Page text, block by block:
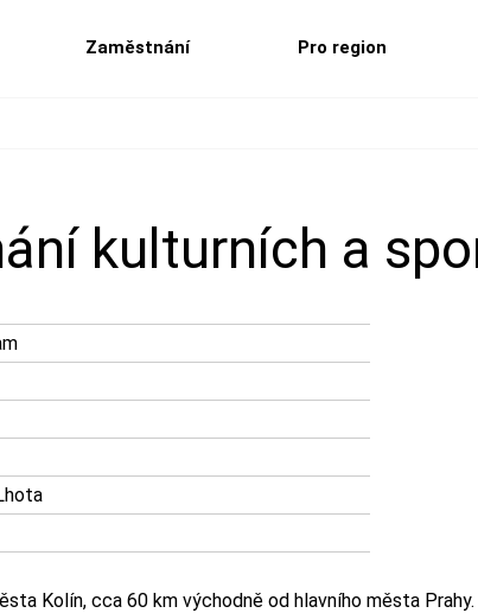
Zaměstnání Pro region
kulturních a
Kolín, cca 60 km východně od hlavního města